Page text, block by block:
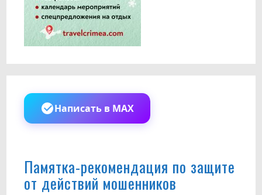
Написать в MAX
Памятка-рекомендация по защите
от действий мошенников